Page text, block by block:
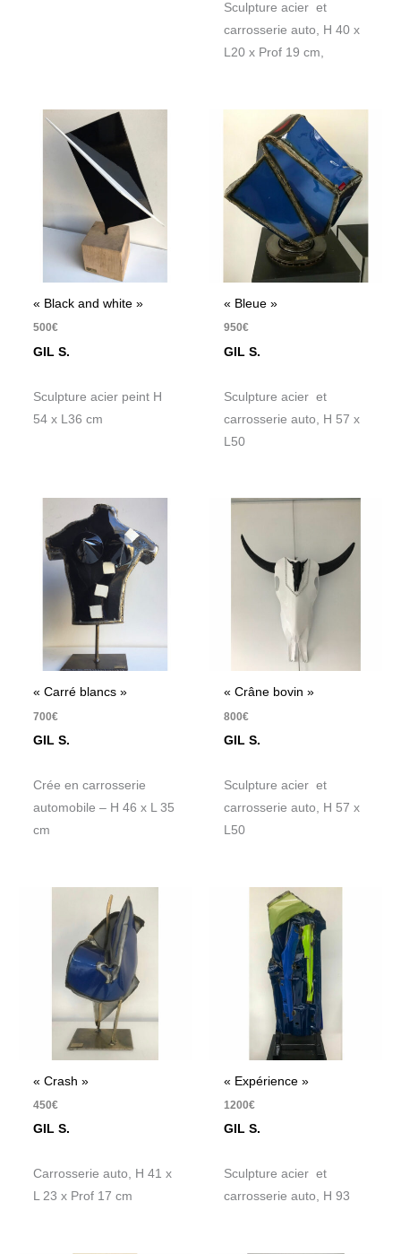
Sculpture acier et
carrosserie auto, H 40 x
L20 x Prof 19 cm,
« Black and white »
500€
GIL S.
Sculpture acier peint H
54 x L36 cm
« Bleue »
950€
GIL S.
Sculpture acier et
carrosserie auto, H 57 x
L50
« Carré blancs »
700€
GIL S.
Crée en carrosserie
automobile – H 46 x L 35
cm
« Crâne bovin »
800€
GIL S.
Sculpture acier et
carrosserie auto, H 57 x
L50
« Crash »
450€
GIL S.
Carrosserie auto, H 41 x
L 23 x Prof 17 cm
« Expérience »
1200€
GIL S.
Sculpture acier et
carrosserie auto, H 93